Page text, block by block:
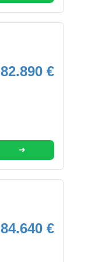
82.890 €
➜
84.640 €